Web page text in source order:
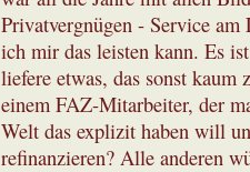
Privatvergnügen - Service
ich mir das leisten kann. Es
liefere etwas, das sonst
einem FAZ-Mitarbeiter, der
Welt das explizit haben will
refinanzieren? Alle anderen